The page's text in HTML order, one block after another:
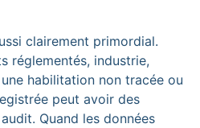
clairement primordial.
réglementés, industrie,
habilitation non tracée ou
peut avoir des
Quand les données